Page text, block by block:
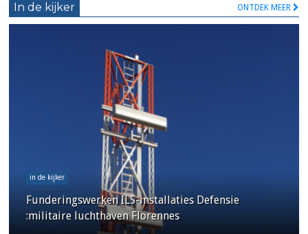
In de kijker ONTDEK MEER
in de kijker
Funderingswerken ILS-installaties Defensie
:militaire luchthaven Florennes